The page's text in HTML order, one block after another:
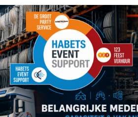
Je vindt ons op